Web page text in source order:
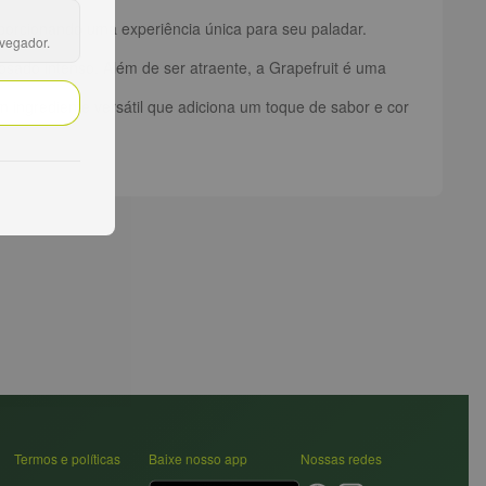
uma experiência única para seu paladar.
intenso. Além de ser atraente, a Grapefruit é uma
ingrediente versátil que adiciona um toque de sabor e cor
Termos e políticas
Baixe nosso app Nossas redes